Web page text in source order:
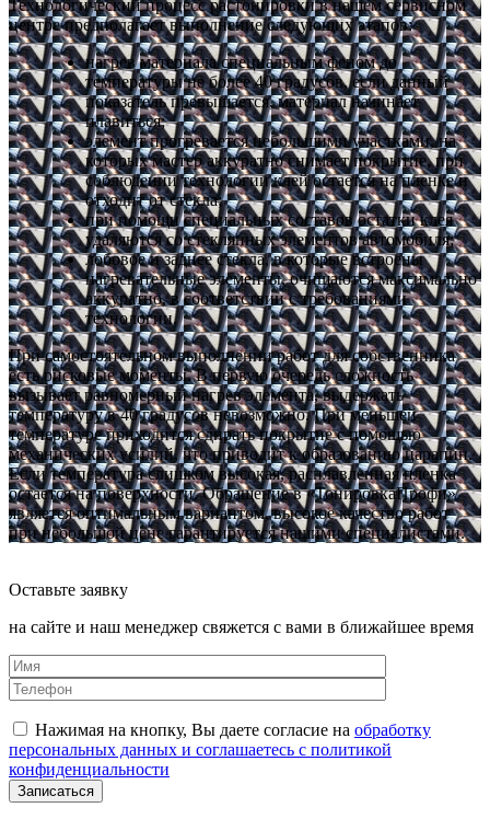
Технологический процесс растонировки в нашем сервисном
центре предполагает выполнение следующих этапов:
нагрев материала специальным феном до
температуры не более 40 градусов, если данный
показатель превышается, материал начинает
плавиться;
элемент прогревается небольшими участками, на
которых мастер аккуратно снимает покрытие, при
соблюдении технологии клей остается на пленке и
отходит от стекла;
при помощи специальных составов остатки клея
удаляются со стеклянных элементов автомобиля;
лобовое и заднее стекла, в которые встроены
нагревательные элементы, очищаются максимально
аккуратно, в соответствии с требованиями
технологии.
При самостоятельном выполнении работ для собственника
есть рисковые моменты. В первую очередь сложность
вызывает равномерный нагрев элемента, выдержать
температуру в 40 градусов невозможно. При меньшей
температуре приходится сдирать покрытие с помощью
механических усилий, что приводит к образованию царапин.
Если температура слишком высокая, расплавленная пленка
остается на поверхности. Обращение в «ТонировкаПрофи»
является оптимальным вариантом, высокое качество работ
при небольшой цене гарантируется нашими специалистами.
Оставьте заявку
на сайте и наш менеджер свяжется с вами в ближайшее время
Нажимая на кнопку, Вы даете согласие на обработку
персональных данных и соглашаетесь с политикой
конфиденциальности